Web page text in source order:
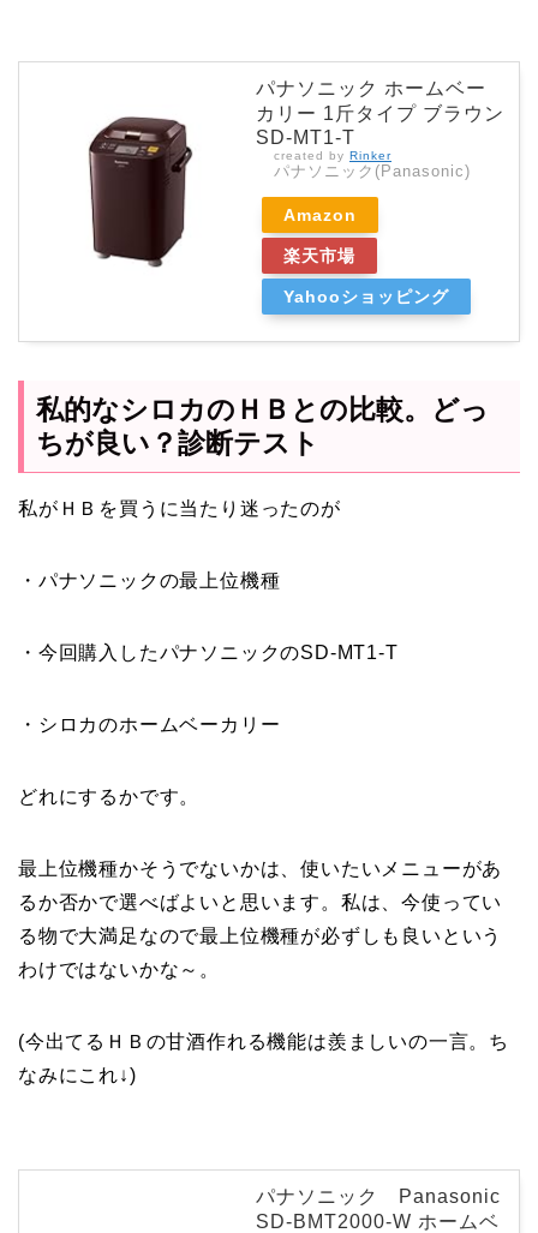
パナソニック ホームベー
カリー 1斤タイプ ブラウン
SD-MT1-T
created by Rinker
パナソニック(Panasonic)
Amazon
楽天市場
Yahooショッピング
私的なシロカのＨＢとの比較。どっ
ちが良い？診断テスト
私がＨＢを買うに当たり迷ったのが
・パナソニックの最上位機種
・今回購入したパナソニックのSD-MT1-T
・シロカのホームベーカリー
どれにするかです。
最上位機種かそうでないかは、使いたいメニューがあ
るか否かで選べばよいと思います。私は、今使ってい
る物で大満足なので最上位機種が必ずしも良いという
わけではないかな～。
(今出てるＨＢの甘酒作れる機能は羨ましいの一言。ち
なみにこれ↓)
パナソニック Panasonic
SD-BMT2000-W ホームベ